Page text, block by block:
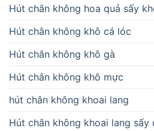
Hút chân không hoa quả sấy
Hút chân không khô cá lóc
Hút chân không khô gà
Hút chân không khô mực
hút chân không khoai lang
Hút chân không khoai lang sấy